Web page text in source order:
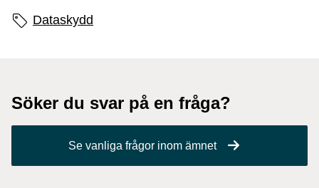
Sidans etiketter
Dataskydd
Söker du svar på en fråga?
Se vanliga frågor inom ämnet